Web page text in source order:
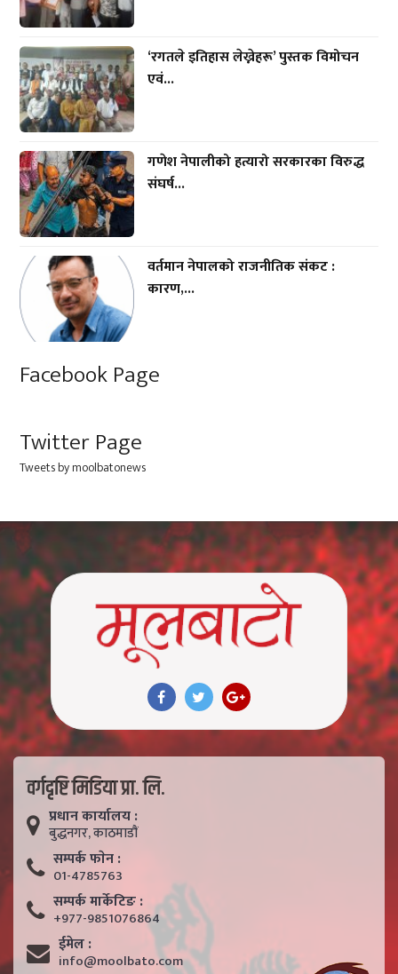
‘रगतले इतिहास लेख्नेहरू’ पुस्तक विमोचन
एवं...
गणेश नेपालीको हत्यारो सरकारका विरुद्ध
संघर्ष...
वर्तमान नेपालको राजनीतिक संकट :
कारण,...
Facebook Page
Twitter Page
Tweets by moolbatonews
वर्गदृष्टि मिडिया प्रा. लि.
प्रधान कार्यालय :
बुद्धनगर, काठमाडाैं
सम्पर्क फाेन :
01-4785763
सम्पर्क मार्केटिङ :
+977-9851076864
ईमेल :
info@moolbato.com